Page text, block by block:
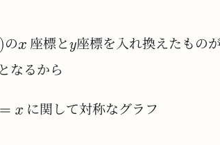
の 座標と
座標を入れ換えたもの
なるから
に関して対称なグラフ